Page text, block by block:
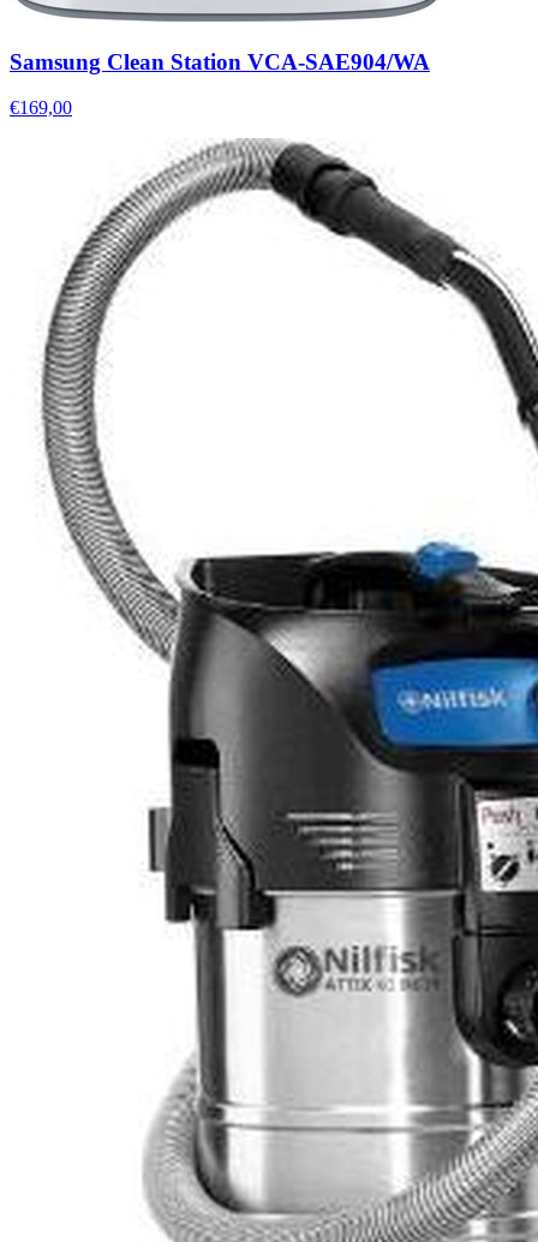
Samsung Clean Station VCA-SAE904/WA
€169,00